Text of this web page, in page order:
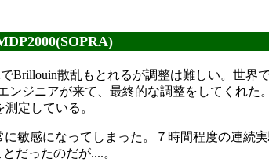
Brillouin散乱もとれるが調整は難しい。世界
ジニアが来て、最終的な調整をしてくれた
定している。
敏感になってしまった。７時間程度の連続
だったのだが....。